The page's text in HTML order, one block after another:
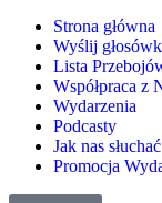
Strona główna
Wyślij
Lista
Współpraca z
Wydarzenia
Podcasty
Jak nas słuchać
Promocja